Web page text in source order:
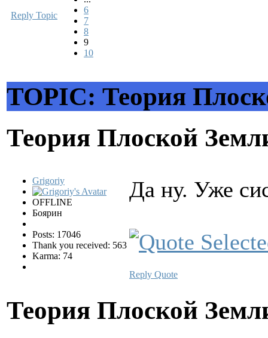
Reply Topic
6
7
8
9
10
TOPIC: Теория
Теория Плоской
Grigoriy
OFFLINE
Боярин
Posts: 17046
Thank you received: 563
Karma: 74
Да ну. Уже
Reply Quote
Теория Плоской